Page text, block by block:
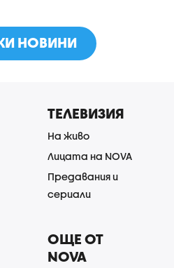
НОВИНИ
ТЕЛЕВИЗИЯ
На живо
Лицата на NOVA
Предавания и
сериали
ОЩЕ ОТ
NOVA